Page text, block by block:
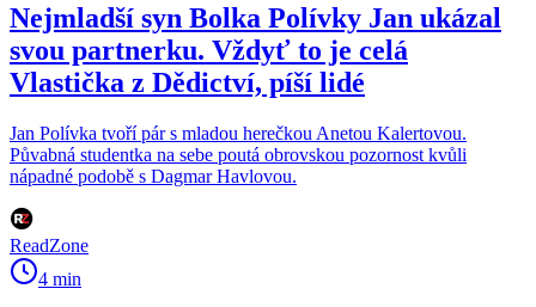
Nejmladší syn Bolka Polívky Jan ukázal
svou partnerku. Vždyť to je celá
Vlastička z Dědictví, píší lidé
Jan Polívka tvoří pár s mladou herečkou Anetou Kalertovou.
Půvabná studentka na sebe poutá obrovskou pozornost kvůli
nápadné podobě s Dagmar Havlovou.
ReadZone
4 min